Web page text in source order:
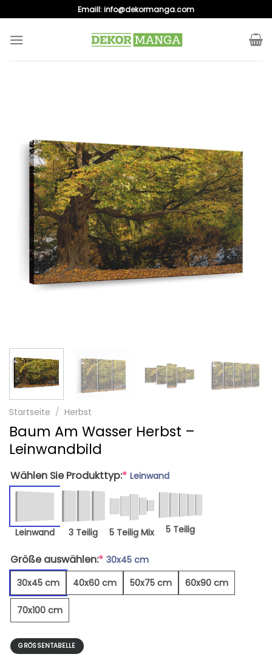
to
content
Emaill:info@dekormanga.com
Startseite / Herbst
Baum Am Wasser Herbst –
Leinwandbild
Wählen Sie Produkttyp:* Leinwand
Leinwand 3 Teilig 5 Teilig Mix 5 Teilig
Größe auswählen:* 30x45 cm
30x45 cm
40x60 cm 50x75 cm 60x90 cm
70x100 cm
GRÖSSENTABELLE